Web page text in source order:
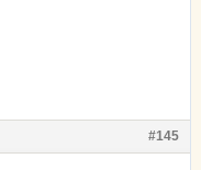
#145